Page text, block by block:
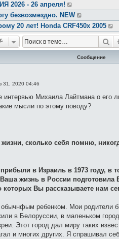
2026 - 26 апреля!
безвозмездно. NEW
20 лет! Honda CRF450x 2005
Сообщение
31, 2020 04:46
интервью Михаила Лайтмана о его
мысли по этому поводу?
сколько себя помню,
в Израиль в 1973 году, в
жизнь в России подготовила
Вы рассказываете нам
ребенком. Мои родители
в Белоруссии, в маленьком
Этот город дал миру таких
и многих других. Я спрашивал